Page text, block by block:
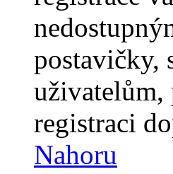
postavičky,
uživatelům,
registraci
Nahoru